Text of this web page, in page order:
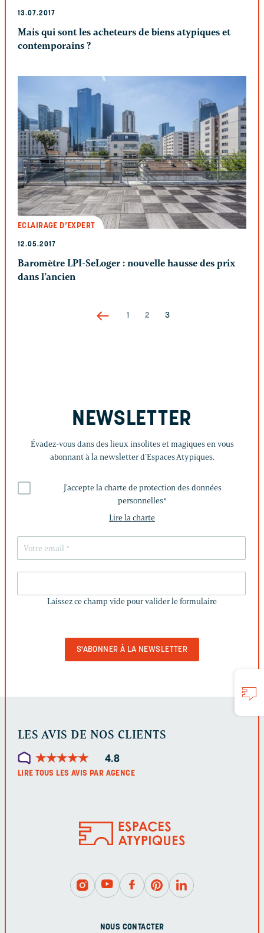
13.07.2017
Mais qui sont les acheteurs de biens atypiques et
contemporains ?
ECLAIRAGE D’EXPERT
12.05.2017
Baromètre LPI-SeLoger : nouvelle hausse des prix
dans l’ancien
1 2 3
NEWSLETTER
Évadez-vous dans des lieux insolites et magiques en vous
abonnant à la newsletter d’Espaces Atypiques.
J'accepte la charte de protection des données
personnelles*
Lire la charte
CHAMP
Laissez ce champ vide pour valider le formulaire
LES AVIS DE NOS CLIENTS
★★★★★
★★★★★ 4.8
LIRE TOUS LES AVIS PAR AGENCE
NOUS CONTACTER